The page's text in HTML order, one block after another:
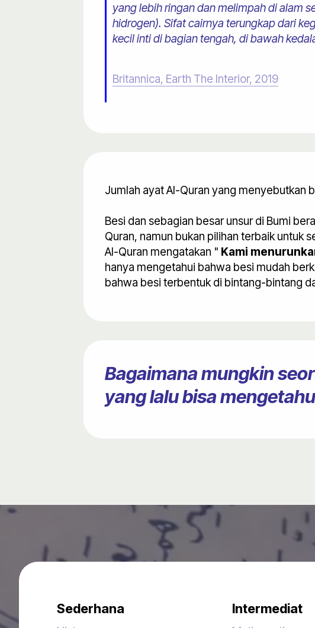
yang lebih ringan dan melimpah di alam
hidrogen). Sifat cairnya terungkap dari
kecil inti di bagian tengah, di bawah
Britannica, Earth The Interior, 2019
Jumlah ayat Al-Quran yang menyebutkan
Besi dan sebagian besar unsur di Bumi
Quran, namun bukan pilihan terbaik untuk
Al-Quran mengatakan " Kami
hanya mengetahui bahwa besi mudah
bahwa besi terbentuk di bintang-bintang
Bagaimana mungkin
yang lalu bisa
Sederhana Intermediat